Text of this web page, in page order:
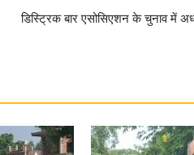
डिस्ट्रिक बार एसोसिएशन के चुनाव में